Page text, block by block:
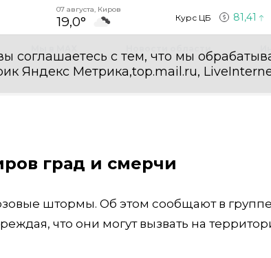
07 августа, Киров
19,0° Курс ЦБ 81,41
соглашаетесь с тем, что мы
Яндекс Метрика,top.mail.ru,
град и смерчи
штормы. Об этом сообщают в группе
что они могут вызвать на